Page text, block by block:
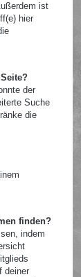
ist
hier
der
Suche
die
finden?
indem
deiner